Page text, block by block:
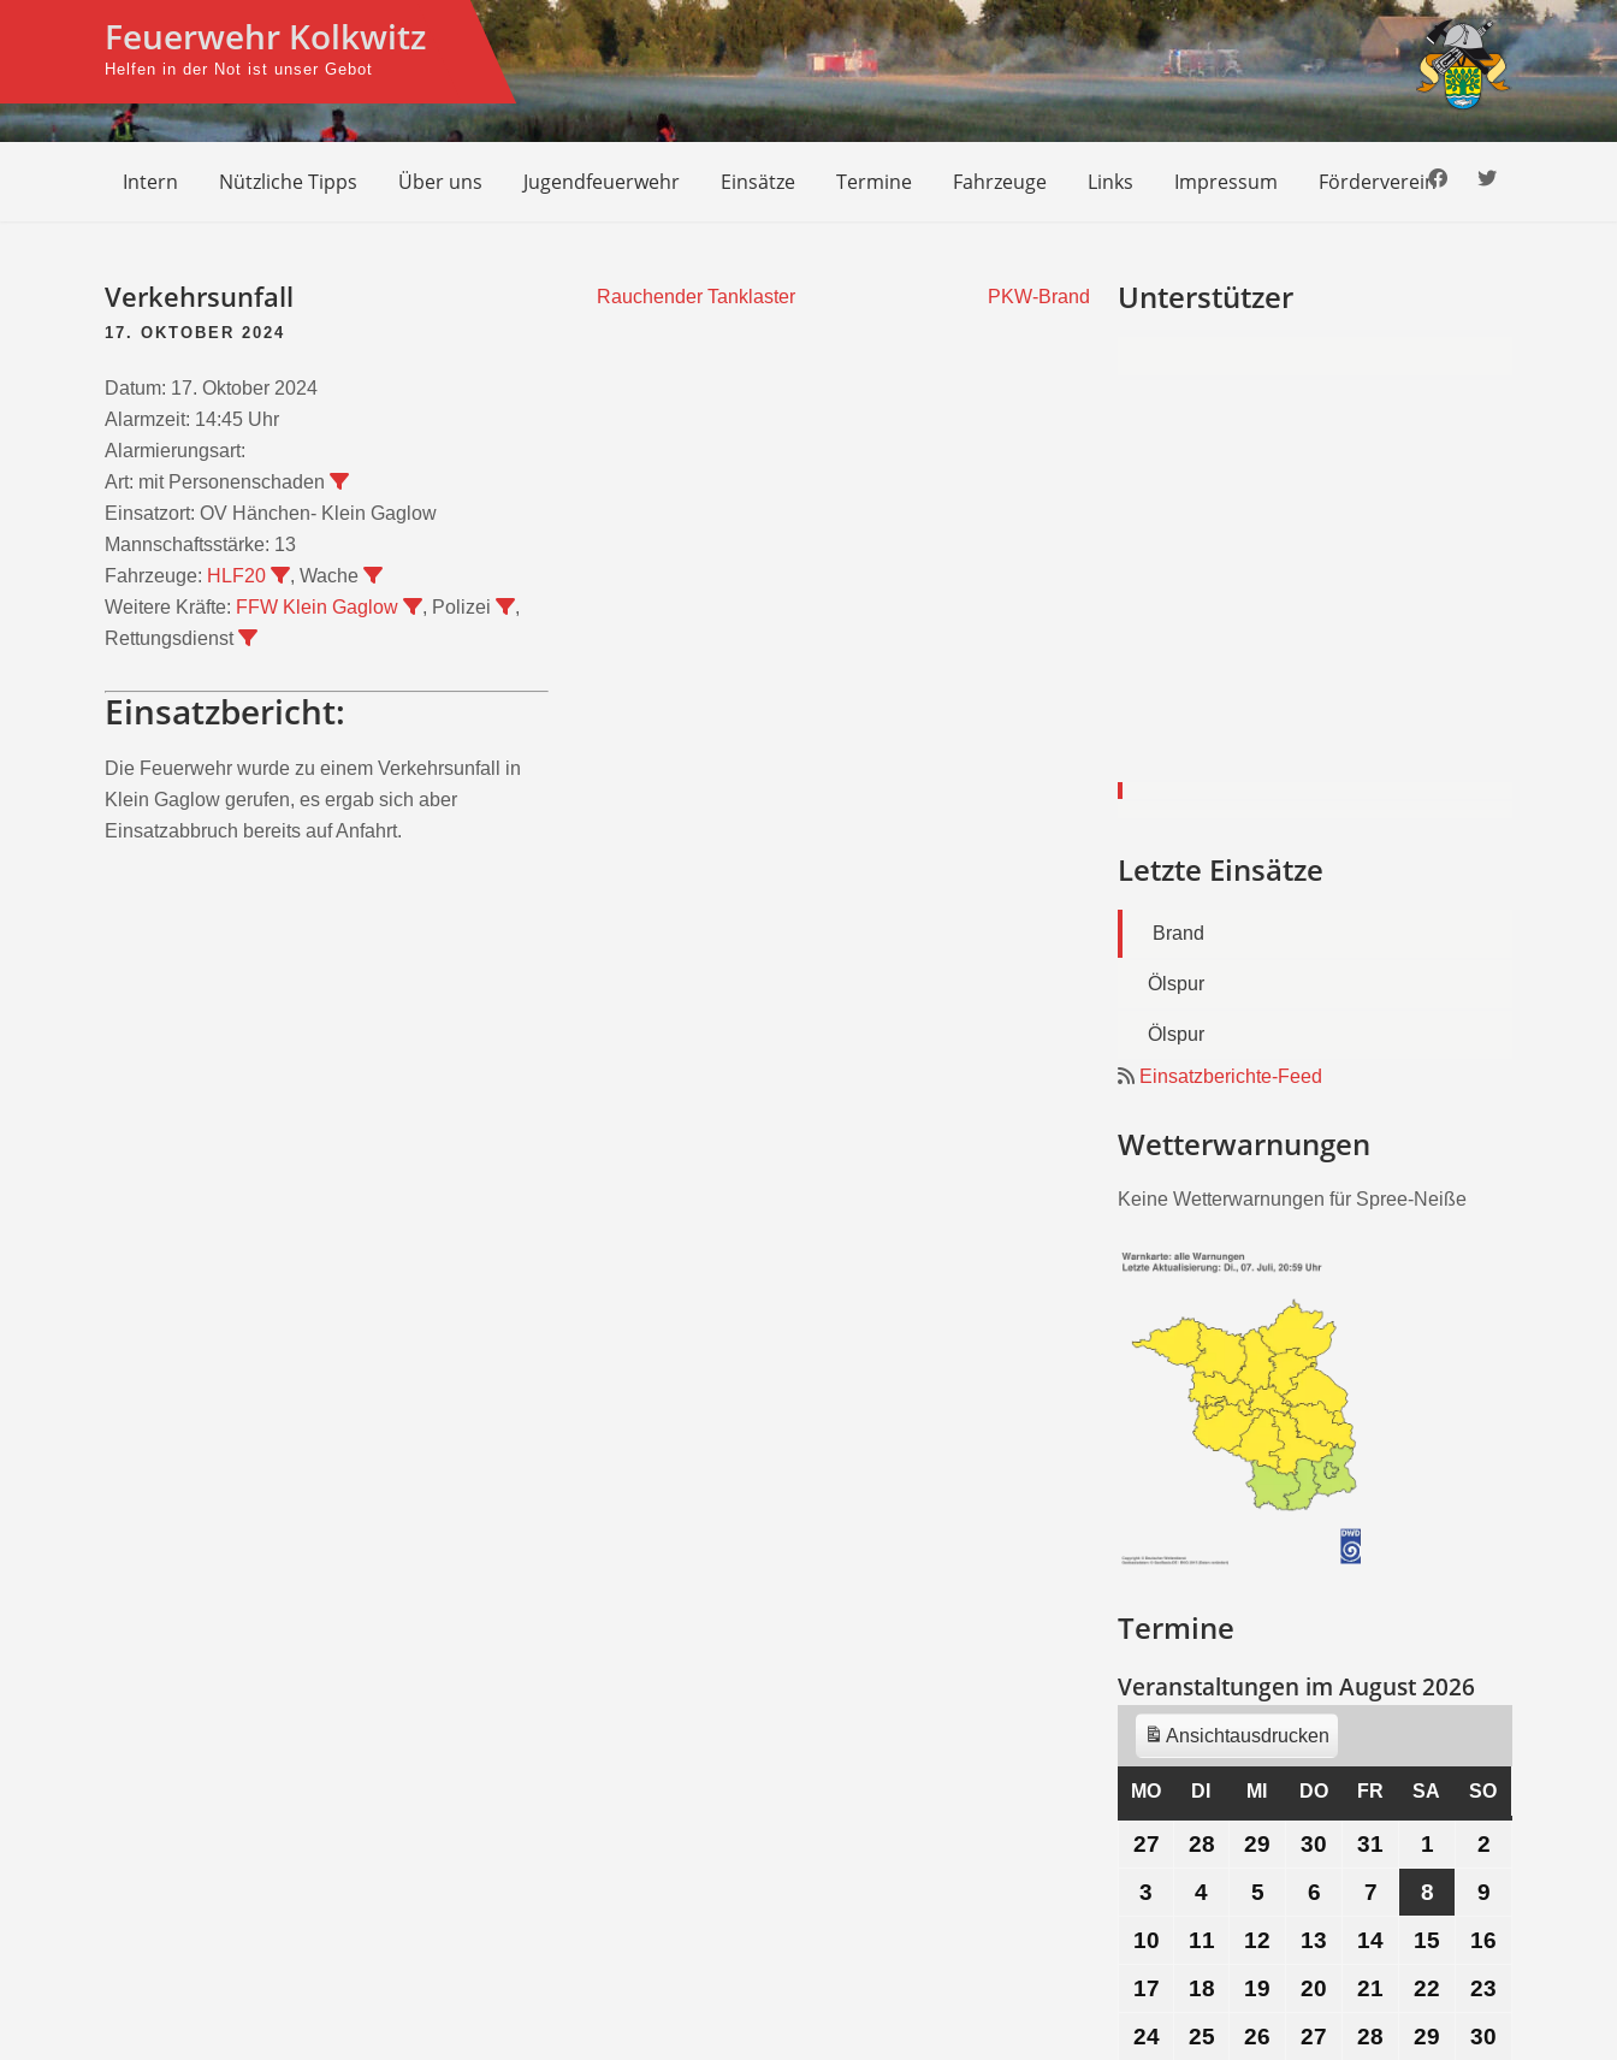
Feuerwehr Kolkwitz
Helfen in der Not ist unser Gebot
Intern Nützliche Tipps Über uns Jugendfeuerwehr Einsätze Termine Fahrzeuge Links Impressum Förderverein
Verkehrsunfall
17. OKTOBER 2024
Datum: 17. Oktober 2024
Alarmzeit: 14:45 Uhr
Alarmierungsart:
Art: mit Personenschaden
Einsatzort: OV Hänchen- Klein Gaglow
Mannschaftsstärke: 13
Fahrzeuge: HLF20
, Wache
Weitere Kräfte: FFW Klein Gaglow , Polizei
,
Rettungsdienst
Einsatzbericht:
Die Feuerwehr wurde zu einem Verkehrsunfall in
Klein Gaglow gerufen, es ergab sich aber
Einsatzabbruch bereits auf Anfahrt.
Beitragsnavigation Rauchender Tanklaster PKW-Brand Unterstützer
Letzte Einsätze
Brand
Ölspur
Ölspur
Einsatzberichte-Feed
Wetterwarnungen
Keine Wetterwarnungen für Spree-Neiße
Termine
Veranstaltungen im August 2026
Ansichtausdrucken
MOMONTAG
DI DIENSTAG
MI MITTWOCH
DODONNERSTAG
FR FREITAG
SA SAMSTAG
SO
27 27.28 28.
Juli
29 29.
Juli
30 30.
Juli
31
Juli
2026
1
August
2026
2
3
August
4
August
5
August
6
August
7
August
8
August
9
August
10 10.
August
11 11.
August
12 12.
August
13 13.
August
14 14.
August
15 15.
August
16
17 17.
August
18 18.
August
19 19.
August
20 20.
August
21 21.
August
22 22.
August
23
2424.25 25.26 26.27 27.28 28.29 29.30